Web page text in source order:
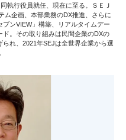
執行役員就任、現在に至る。ＳＥＪ
ム企画、本部業務のDX推進、さらに
ンVIEW」構築、リアルタイムデー
。その取り組みは民間企業のDXの
れ、2021年SEJは全世界企業から選